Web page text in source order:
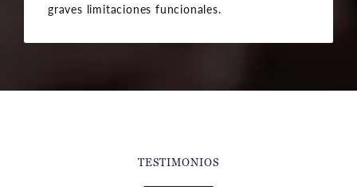
graves limitaciones funcionales.
TESTIMONIOS